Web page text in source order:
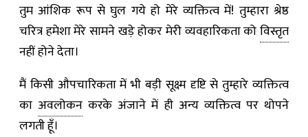
तुम आंशिक रूप से घुल गये हो मेरे व्यक्तित्व में! तुम्हारा श्रेष्ठ
चरित्र हमेशा मेरे सामने खड़े होकर मेरी व्यवहारिकता कोविस्तृत
नहीं होने देता।
मैं किसी औपचारिकता में भी बड़ी सूक्ष्म दृष्टि से तुम्हारे व्यक्तित्व
का अवलोकन करके अंजाने में ही अन्य व्यक्तित्व पर थोपने
लगती हूँ।